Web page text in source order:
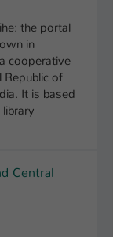
the portal
in
cooperative
Republic of
It is based
Central